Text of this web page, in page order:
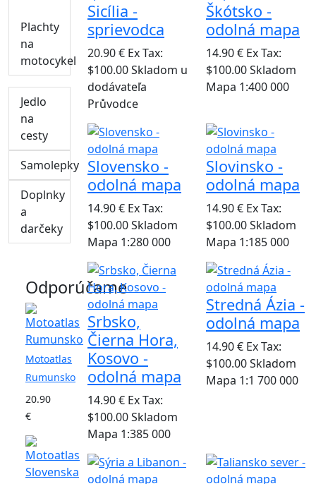
Plachty
na
motocykel
Jedlo
na
cesty
Samolepky
Doplnky
a
darčeky
Odporúčame
Motoatlas
Rumunsko
20.90
€
Sicília -
sprievodca
20.90 € Ex Tax:
$100.00Skladom u
dodávateľa
Průvodce
Škótsko -
odolná mapa
14.90 € Ex Tax:
$100.00Skladom
Mapa 1:400 000
Slovensko -
odolná mapa
14.90 € Ex Tax:
$100.00Skladom
Mapa 1:280 000
Slovinsko -
odolná mapa
14.90 € Ex Tax:
$100.00Skladom
Mapa 1:185 000
Srbsko,
Čierna Hora,
Kosovo -
odolná mapa
14.90 € Ex Tax:
$100.00Skladom
Mapa 1:385 000
Stredná Ázia -
odolná mapa
14.90 € Ex Tax:
$100.00Skladom
Mapa 1:1 700 000